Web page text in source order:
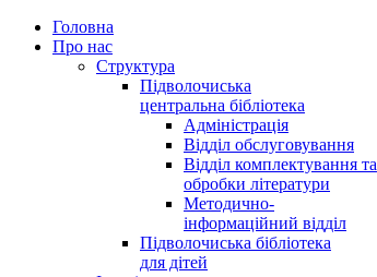
Головна
Про нас
Структура
Підволочиська
центральна бібліотека
Адміністрація
Відділ обслуговування
Відділ комплектування та
обробки літератури
Методично-
інформаційний відділ
Підволочиська бібліотека
для дітей